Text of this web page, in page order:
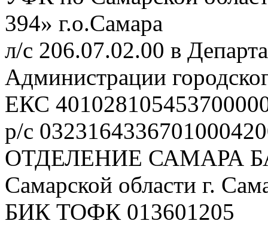
394» г.о.Самара
л/с 206.07.02.00 в
Администрации
ЕКС
р/с
ОТДЕЛЕНИЕ САМАРА
Самарской области г.
БИК ТОФК 013601205